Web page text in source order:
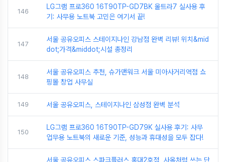
146
LG그램 프로360 16T90TP-GD7BK 울트라7 실사용 후
기: 사무용 노트북 고민은 여기서 끝!
147
서울 공유오피스 스테이지나인 강남점 완벽 리뷰! 위치&mid
dot;가격&middot;시설 총정리
148
서울 공유오피스 추천, 슈가맨워크 서울 미아사거리역점 쇼
핑몰 창업 사무실
149 서울 공유오피스, 스테이지나인 삼성점 완벽 분석
150
LG그램 프로360 16T90TP-GD79K 실사용 후기: 사무
업무용 노트북의 새로운 기준, 성능과 휴대성을 모두 잡다!
서울 공유오피스 스파크플러스 홍대2호점, 사옥처럼 쓰는 단